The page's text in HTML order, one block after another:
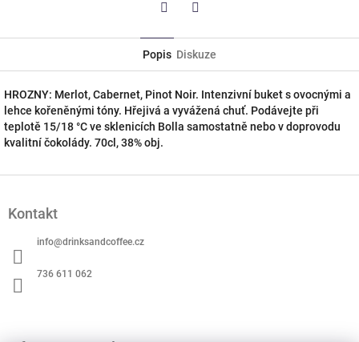
Popis Diskuze
HROZNY: Merlot, Cabernet, Pinot Noir. Intenzivní buket s ovocnými a
lehce kořeněnými tóny. Hřejivá a vyvážená chuť. Podávejte při
teplotě 15/18 °C ve sklenicích Bolla samostatně nebo v doprovodu
kvalitní čokolády. 70cl, 38% obj.
Kontakt
info@drinksandcoffee.cz
736 611 062